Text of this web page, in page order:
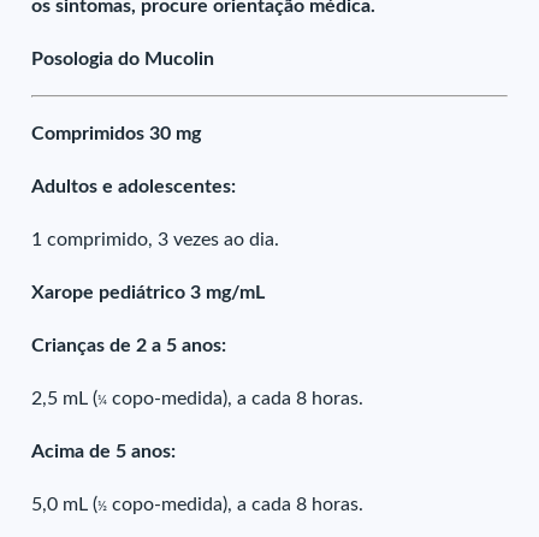
os sintomas, procure orientação médica.
Posologia do Mucolin
Comprimidos 30 mg
Adultos e adolescentes:
1 comprimido, 3 vezes ao dia.
Xarope pediátrico 3 mg/mL
Crianças de 2 a 5 anos:
2,5 mL (¼ copo-medida), a cada 8 horas.
Acima de 5 anos:
5,0 mL (½ copo-medida), a cada 8 horas.